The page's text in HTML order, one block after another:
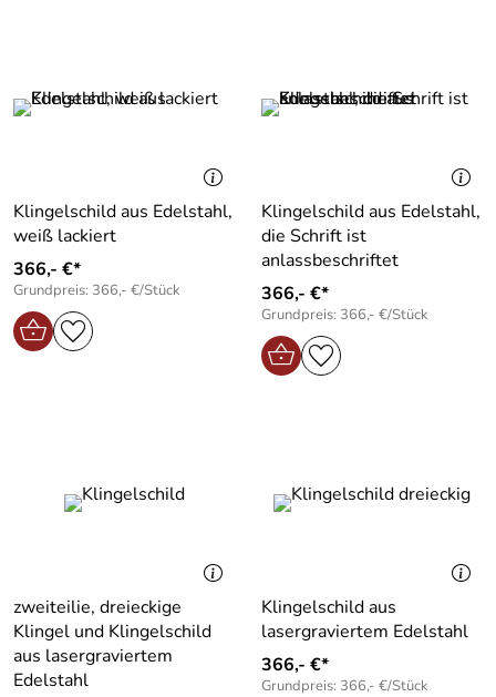
Klingelschild aus Edelstahl,
weiß lackiert
366,- €*
Grundpreis: 366,- €/Stück
Klingelschild aus Edelstahl,
die Schrift ist
anlassbeschriftet
366,- €*
Grundpreis: 366,- €/Stück
zweiteilie, dreieckige
Klingel und Klingelschild
aus lasergraviertem
Edelstahl
Klingelschild aus
lasergraviertem Edelstahl
366,- €*
Grundpreis: 366,- €/Stück